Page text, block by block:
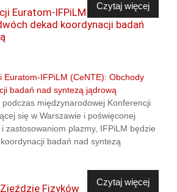
Czytaj więcej
Euratom-IFPiLM
dekad koordynacji badań
międzynarodowej Konferencji
się w Warszawie i poświęconej
zastosowaniom plazmy, IFPiLM będzie
badań nad syntezą
Czytaj więcej
Zjeździe Fizyków